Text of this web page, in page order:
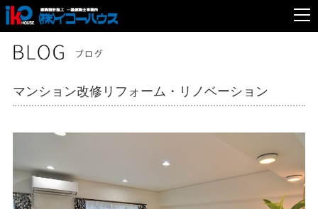
マンション改修 リフォーム・リノベーション